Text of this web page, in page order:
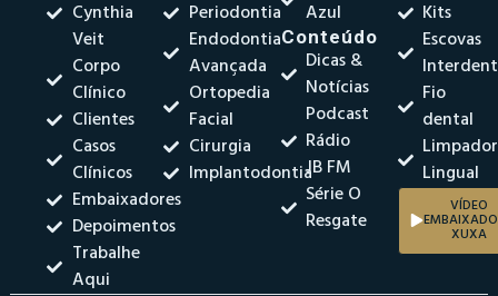
Cynthia
Veit
Corpo
Clínico
Clientes
Casos
Clínicos
Embaixadores
Depoimentos
Trabalhe
Aqui
Periodontia
Endodontia
Avançada
Ortopedia
Facial
Cirurgia
Implantodontia
Azul
Conteúdo
Dicas &
Notícias
Podcast
Rádio
JB FM
Série O
Resgate
Kits
Escovas
Fio
dental
Limpador
Lingual
VÍDEO
XUXA